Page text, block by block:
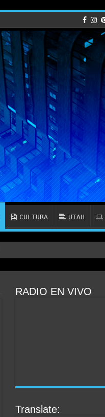
CULTURA UTAH
RADIO EN VIVO
Translate: